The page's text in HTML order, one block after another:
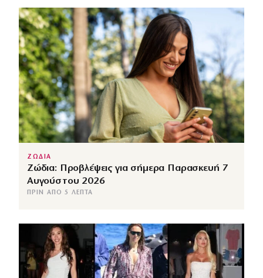
ΖΩΔΙΑ
Ζώδια: Προβλέψεις για σήμερα Παρασκευή 7
Αυγούστου 2026
ΠΡΙΝ ΑΠΌ 5 ΛΕΠΤΆ